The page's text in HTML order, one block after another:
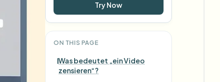
Try Now
ON THIS PAGE
Was bedeutet „ein Video
zensieren“?